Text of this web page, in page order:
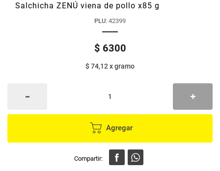
Salchicha ZENÚ viena de pollo x85 g
PLU: 42399
$ 6300
$ 74,12xgramo
Agregar